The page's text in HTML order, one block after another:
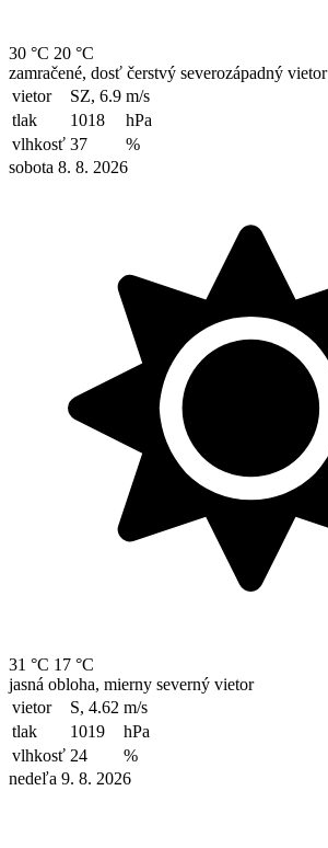
30 °C 20 °C
zamračené, dosť čerstvý severozápadný vietor
vietor
SZ, 6.9 m/s
tlak
1018
hPa
vlhkosť 37
%
sobota 8. 8. 2026
31 °C 17 °C
jasná obloha, mierny severný vietor
vietor
S, 4.62 m/s
tlak
1019
hPa
vlhkosť 24
%
nedeľa 9. 8. 2026